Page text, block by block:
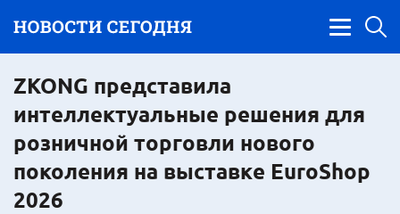
ZKONG представила
интеллектуальные решения для
розничной торговли нового
поколения на выставке EuroShop
2026